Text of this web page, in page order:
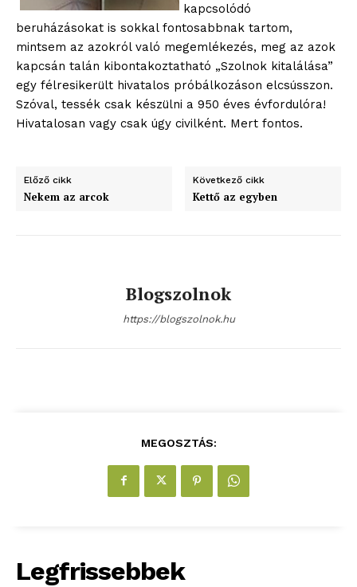
blogSZOLNOK
szubjektív élményportál
Adatkezelési tájékoztató
kapcsolódó
beruházásokat is sokkal fontosabbnak tartom,
mintsem az azokról való megemlékezés, meg az azok
kapcsán talán kibontakoztatható „Szolnok kitalálása”
egy félresikerült hivatalos próbálkozáson elcsússzon.
Szóval, tessék csak készülni a 950 éves évfordulóra!
Hivatalosan vagy csak úgy civilként. Mert fontos.
Előző cikk
Nekem az arcok
Következő cikk
Kettő az egyben
Blogszolnok
https://blogszolnok.hu
MEGOSZTÁS:
Legfrissebbek